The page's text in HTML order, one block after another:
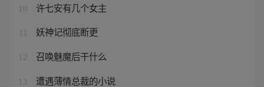
10 许七安有几个女主
妖神记彻底断更
12 召唤魅魔后干什么
13 遭遇薄情总裁的小说